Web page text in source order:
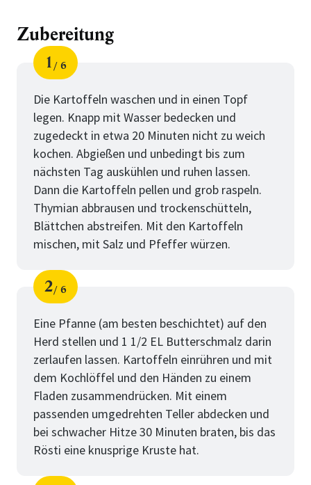
Zubereitung
Schritt
1
von
6
Die Kartoffeln waschen und in einen Topf
legen. Knapp mit Wasser bedecken und
zugedeckt in etwa 20 Minuten nicht zu weich
kochen. Abgießen und unbedingt bis zum
nächsten Tag auskühlen und ruhen lassen.
Dann die Kartoffeln pellen und grob raspeln.
Thymian abbrausen und trockenschütteln,
Blättchen abstreifen. Mit den Kartoffeln
mischen, mit Salz und Pfeffer würzen.
Schritt
2
von
6
Eine Pfanne (am besten beschichtet) auf den
Herd stellen und 1 1/2 EL Butterschmalz darin
zerlaufen lassen. Kartoffeln einrühren und mit
dem Kochlöffel und den Händen zu einem
Fladen zusammendrücken. Mit einem
passenden umgedrehten Teller abdecken und
bei schwacher Hitze 30 Minuten braten, bis das
Rösti eine knusprige Kruste hat.